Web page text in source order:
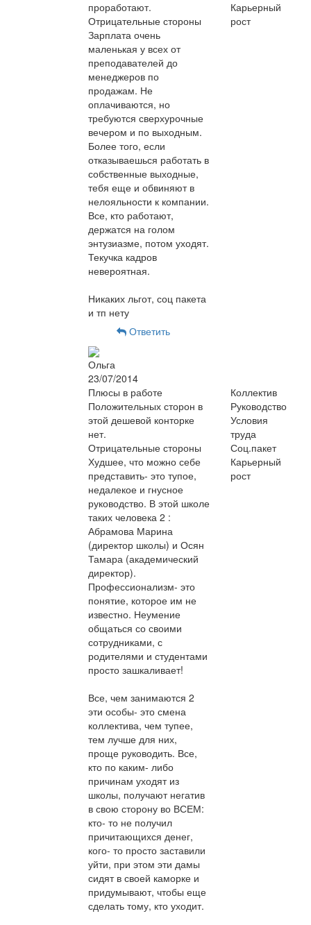
проработают.
Отрицательные стороны
Зарплата очень
маленькая у всех от
преподавателей до
менеджеров по
продажам. Не
оплачиваются, но
требуются сверхурочные
вечером и по выходным.
Более того, если
отказываешься работать в
собственные выходные,
тебя еще и обвиняют в
нелояльности к компании.
Все, кто работают,
держатся на голом
энтузиазме, потом уходят.
Текучка кадров
невероятная.
Никаких льгот, соц пакета
и тп нету
Карьерный
рост
Ответить
Ольга
23/07/2014
Плюсы в работе
Положительных сторон в
этой дешевой конторке
нет.
Отрицательные стороны
Худшее, что можно себе
представить- это тупое,
недалекое и гнусное
руководство. В этой школе
таких человека 2 :
Абрамова Марина
(директор школы) и Осян
Тамара (академический
директор).
Профессионализм- это
понятие, которое им не
известно. Неумение
общаться со своими
сотрудниками, с
родителями и студентами
просто зашкаливает!
Все, чем занимаются 2
эти особы- это смена
коллектива, чем тупее,
тем лучше для них,
проще руководить. Все,
кто по каким- либо
причинам уходят из
школы, получают негатив
в свою сторону во ВСЕМ:
кто- то не получил
причитающихся денег,
кого- то просто заставили
уйти, при этом эти дамы
сидят в своей каморке и
придумывают, чтобы еще
сделать тому, кто уходит.
Коллектив
Руководство
Условия
труда
Соц.пакет
Карьерный
рост